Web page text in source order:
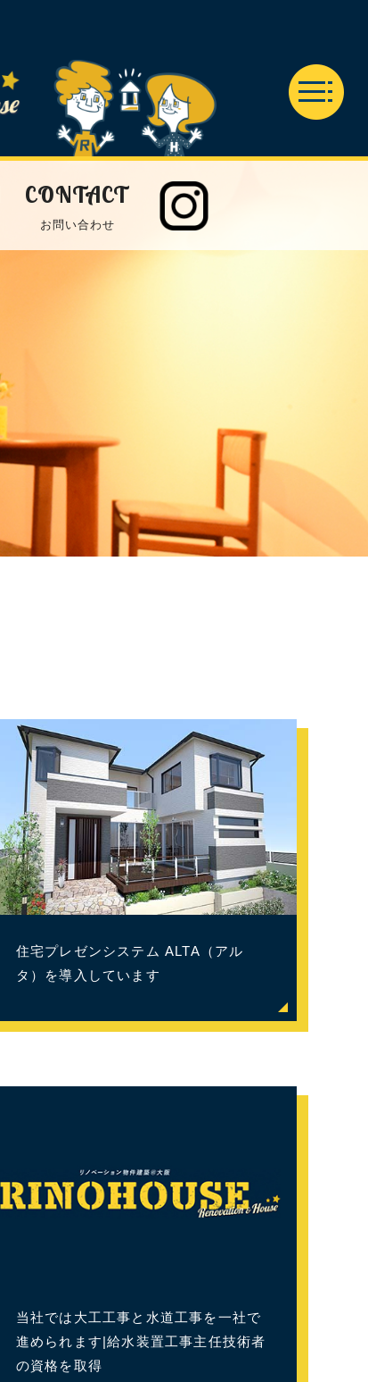
CONTACT
お問い合わせ
住宅プレゼンシステム ALTA（アル
タ）を導入しています
当社では大工工事と水道工事を一社で
進められます|給水装置工事主任技術者
の資格を取得